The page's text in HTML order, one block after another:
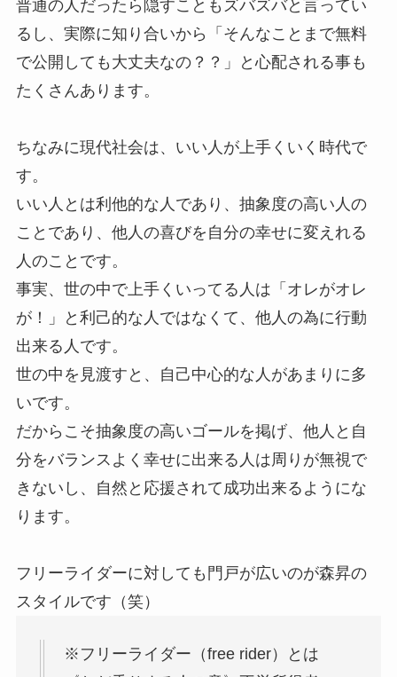
普通の人だったら隠すこともズバズバと言ってい
るし、実際に知り合いから「そんなことまで無料
で公開しても大丈夫なの？？」と心配される事も
たくさんあります。
ちなみに現代社会は、いい人が上手くいく時代で
す。
いい人とは利他的な人であり、抽象度の高い人の
ことであり、他人の喜びを自分の幸せに変えれる
人のことです。
事実、世の中で上手くいってる人は「オレがオレ
が！」と利己的な人ではなくて、他人の為に行動
出来る人です。
世の中を見渡すと、自己中心的な人があまりに多
いです。
だからこそ抽象度の高いゴールを掲げ、他人と自
分をバランスよく幸せに出来る人は周りが無視で
きないし、自然と応援されて成功出来るようにな
ります。
フリーライダーに対しても門戸が広いのが森昇の
スタイルです（笑）
※フリーライダー（free rider）とは